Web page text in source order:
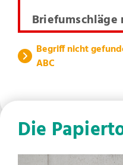
Begriff nicht
ABC
Die